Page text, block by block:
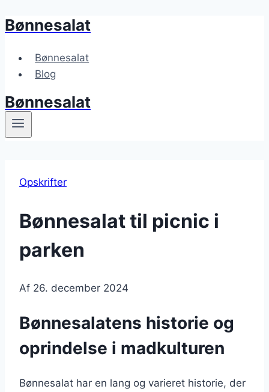
Fortsæt
indhold
Bønnesalat
Bønnesalat
Blog
Bønnesalat
Opskrifter
Bønnesalat til picnic i
parken
Af 26. december 2024
Bønnesalatens historie og
oprindelse i madkulturen
Bønnesalat har en lang og varieret historie, der